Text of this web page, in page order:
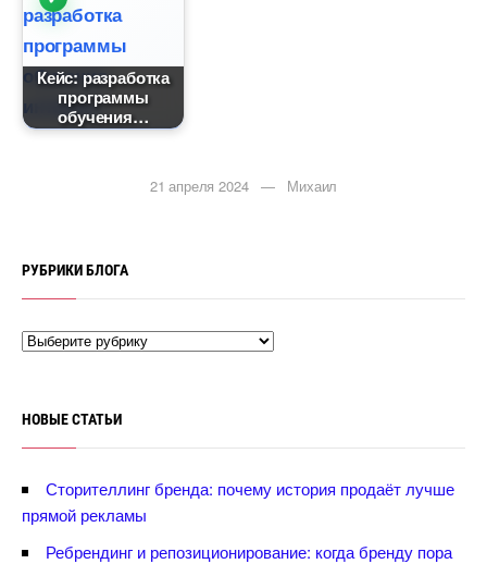
Кейс: разработка
программы
обучения
21 апреля 2024 — Михаил
РУБРИКИ БЛОГА
НОВЫЕ СТАТЬИ
Сторителлинг бренда: почему история продаёт лучше
прямой рекламы
Ребрендинг и репозиционирование: когда бренду пора